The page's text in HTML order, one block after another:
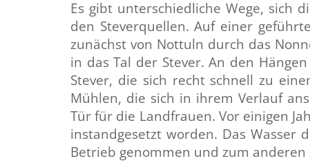
Es gibt unterschiedliche Wege, sich
den Steverquellen. Auf einer
zunächst von Nottuln durch das
in das Tal der Stever. An den
Stever, die sich recht schnell zu
Mühlen, die sich in ihrem Verlauf
Tür für die Landfrauen. Vor einigen
instandgesetzt worden. Das Wasser
Betrieb genommen und zum